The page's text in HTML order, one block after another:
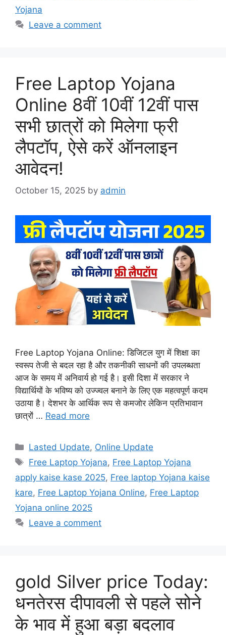
Yojana
Leave a comment
Free Laptop Yojana
Online 8वीं 10वीं 12वीं पास
सभी छात्रों को मिलेगा फ्री
लैपटॉप, ऐसे करें ऑनलाइन
आवेदन!
October 15, 2025 by admin
Free Laptop Yojana Online: डिजिटल युग में शिक्षा का
स्वरूप तेजी से बदल रहा है और तकनीकी साधनों की उपलब्धता
आज के समय में अनिवार्य हो गई है। इसी दिशा में सरकार ने
विद्यार्थियों के भविष्य को उज्ज्वल बनाने के लिए एक महत्वपूर्ण कदम
उठाया है। देशभर के आर्थिक रूप से कमजोर लेकिन प्रतिभावान
छात्रों … Read more
Categories
Lasted Update, Online Update
Tags
Free Laptop Yojana, Free Laptop Yojana
apply kaise kase 2025, Free laptop Yojana kaise
kare, Free Laptop Yojana Online, Free Laptop
Yojana online 2025
Leave a comment
gold Silver price Today:
धनतेरस दीपावली से पहले सोने
के भाव में हुआ बड़ा बदलाव